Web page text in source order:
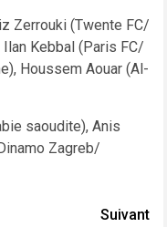
Zerrouki (Twente FC/
Kebbal (Paris FC/
Houssem Aouar (Al-
saoudite), Anis
Zagreb/
Suivant